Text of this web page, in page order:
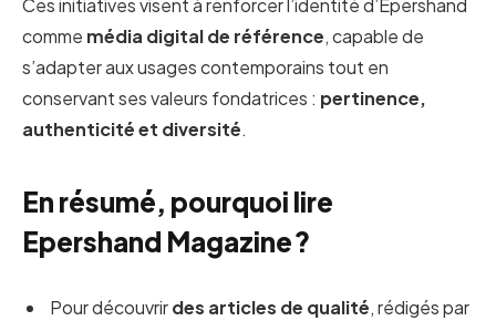
Ces initiatives visent à renforcer l’identité d’Epershand
comme média digital de référence, capable de
s’adapter aux usages contemporains tout en
conservant ses valeurs fondatrices : pertinence,
authenticité et diversité.
En résumé, pourquoi lire
Epershand Magazine ?
Pour découvrirdes articles de qualité, rédigés par